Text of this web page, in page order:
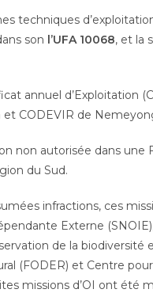
d’exploitation
son l’UFA 10068, et la
d’Exploitation
CODEVIR de
autorisée dans une
du Sud.
infractions, ces
Externe
de la
(FODER) et Centre
missions d’OI ont été